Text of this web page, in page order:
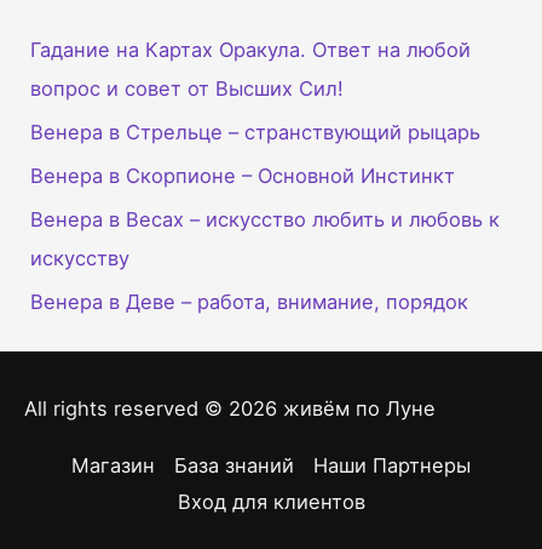
Гадание на Картах Оракула. Ответ на любой
вопрос и совет от Высших Сил!
Венера в Стрельце – странствующий рыцарь
Венера в Скорпионе – Основной Инстинкт
Венера в Весах – искусство любить и любовь к
искусству
Венера в Деве – работа, внимание, порядок
All rights reserved © 2026 живём по Луне
Магазин База знаний
Наши Партнеры
Вход для клиентов